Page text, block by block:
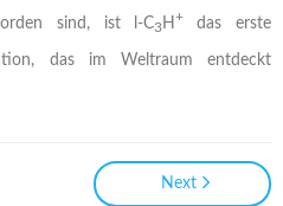
sind, ist l-C3H+ das erste
das im Weltraum entdeckt
Next